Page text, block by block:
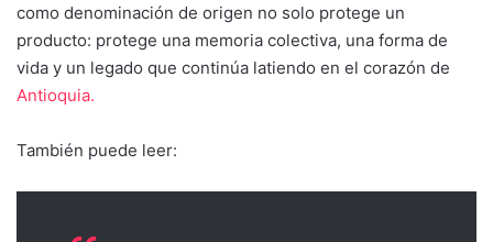
como denominación de origen no solo protege un
producto: protege una memoria colectiva, una forma de
vida y un legado que continúa latiendo en el corazón de
Antioquia.
También puede leer: